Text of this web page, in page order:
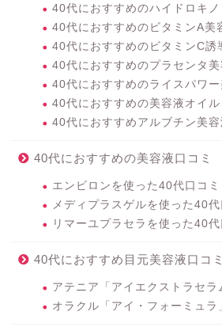
40代におすすめのハイドロキノ
40代におすすめのビタミンA美
40代におすすめのビタミンC誘
40代におすすめのプラセンタ美
40代におすすめのライスパワー
40代におすすめの美容液オイル
40代におすすめアルブチン美容
40代におすすめの美容液口コミ
エンビロンを使った40代口コミ
メディプラスゲルを使った40代
リマーユプラセラを使った40代
40代におすすめ目元美容液口コミ
アテニア「アイエクストラセラ
オラクル「アイ・フォーミュラ